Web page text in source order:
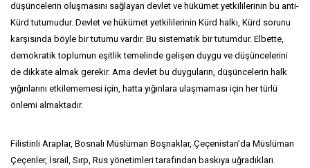
düşüncelerin oluşmasını sağlayan devlet ve hükümet yetkililerinin bu anti-
Kürd tutumudur. Devlet ve hükümet yetkililerinin Kürd halkı, Kürd sorunu
karşısında böyle bir tutumu vardır. Bu sistematik bir tutumdur. Elbette,
demokratik toplumun eşitlik temelinde gelişen duygu ve düşüncelerini
de dikkate almak gerekir. Ama devlet bu duyguların, düşüncelerin halk
yığınlarını etkilememesi için, hatta yığınlara ulaşmaması için her türlü
önlemi almaktadır.
Filistinli Araplar, Bosnalı Müslüman Boşnaklar, Çeçenistan’da Müslüman
Çeçenler, İsrail, Sırp, Rus yönetimleri tarafından baskıya uğradıkları